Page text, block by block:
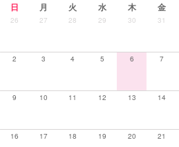
日 月 火 水 木 金
26 27 28 29 30 31
2 3 4 5 6 7
9 10 11 12 13 14
16 17 18 19 20 21